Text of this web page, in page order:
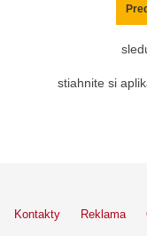
stiahnite si
Kontakty Reklama